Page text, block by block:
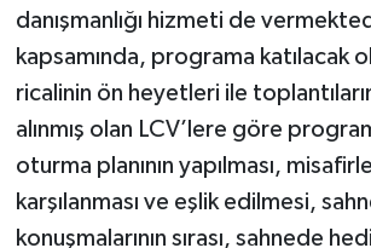
danışmanlığı hizmeti de
kapsamında, programa katılacak
ricalinin ön heyetleri ile
alınmış olan LCV’lere göre
oturma planının yapılması,
karşılanması ve eşlik edilmesi,
konuşmalarının sırası, sahnede